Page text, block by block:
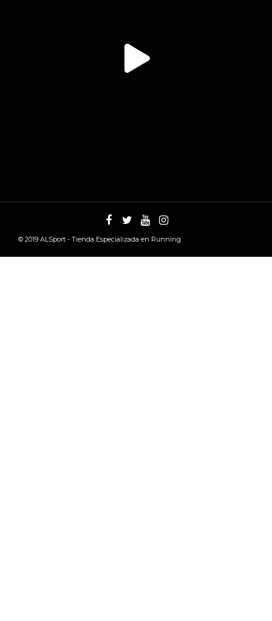
© 2019 ALSport - Tienda Especializada en Running